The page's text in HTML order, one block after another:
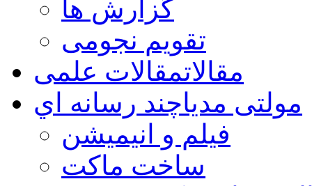
گزارش ها
تقویم نجومی
مقالاتمقالات علمی
مولتی مدیاچند رسانه اي
فیلم و انیمیشن
ساخت ماکت